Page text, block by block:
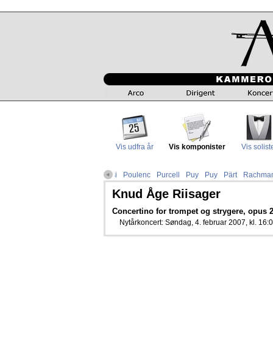
Vis udfra år Vis komponister Vis
Pergolesi Poulenc Purcell Puy Puy Pärt
Knud Åge Riisager
Concertino for trompet og strygere, opus
Nytårkoncert: Søndag, 4. februar 2007, kl.